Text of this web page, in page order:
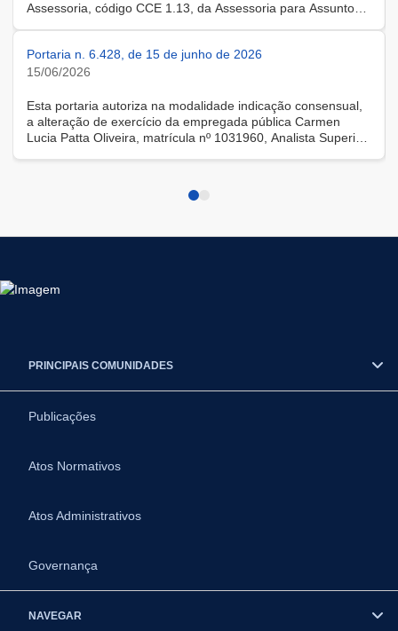
Assessoria, código CCE 1.13, da Assessoria para Assuntos
Portaria n. 6.428, de 15 de junho de 2026
15/06/2026
Esta portaria autoriza na modalidade indicação consensual,
a alteração de exercício da empregada pública Carmen
Lucia Patta Oliveira, matrícula nº 1031960, Analista Superior
União - CGU, por prazo indeterminado, com custo mensal de
e quinze centavos), incluindo tributos, encargos sociais,
PRINCIPAIS COMUNIDADES
Publicações
Atos Normativos
Atos Administrativos
Governança
NAVEGAR